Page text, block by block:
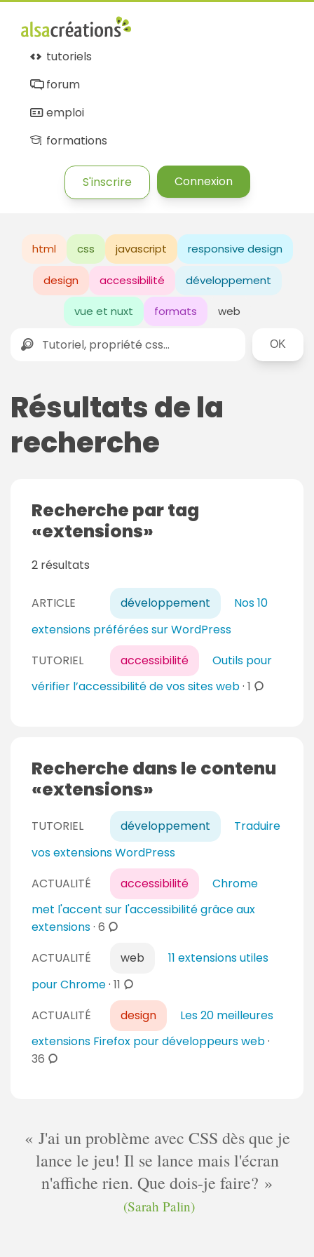
tutoriels
forum
emploi
formations
S'inscrire Connexion
html css javascript responsive design
design accessibilité développement
vue et nuxt formats web
Rechercher
Résultats de la
recherche
Recherche par tag
extensions
2 résultats
ARTICLE développement
Nos 10
extensions préférées sur WordPress
TUTORIEL
accessibilité
Outils pour
vérifier l’accessibilité de vos sites web· 1 c
n
i
s
Recherche dans le contenu
extensions
TUTORIEL développement
Traduire
vos extensions WordPress
ACTUALITÉ
accessibilité
Chrome
met l'accent sur l'accessibilité grâce aux
extensions· 6 c
m
a
ACTUALITÉ web
11 extensions utiles
pour Chrome· 11 c
o
m
m
r
e
ACTUALITÉ design
Les 20 meilleures
extensions Firefox pour développeurs web·
36 c
n
t
a
J'ai un problème avec CSS dès que je
lance le jeu! Il se lance mais l'écran
n'affiche rien. Que dois-je faire?
(Sarah Palin)